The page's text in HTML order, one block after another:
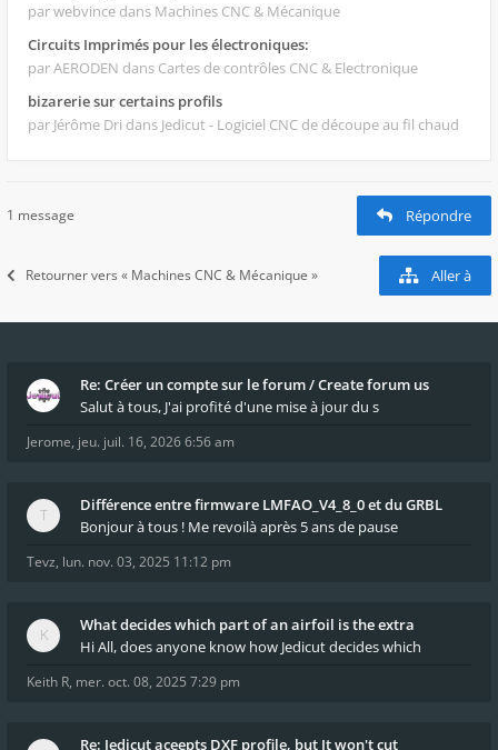
par webvince dans Machines CNC & Mécanique
Circuits Imprimés pour les électroniques:
par AERODEN dans Cartes de contrôles CNC & Electronique
bizarerie sur certains profils
par Jérôme Dri dans Jedicut - Logiciel CNC de découpe au fil chaud
1 message Répondre
Retourner vers « Machines CNC & Mécanique » Aller à
Re: Créer un compte sur le forum / Create forum us
Salut à tous, J'ai profité d'une mise à jour du s
Jerome, jeu. juil. 16, 2026 6:56 am
Différence entre firmware LMFAO_V4_8_0 et du GRBL
Bonjour à tous ! Me revoilà après 5 ans de pause
Tevz, lun. nov. 03, 2025 11:12 pm
What decides which part of an airfoil is the extra
Hi All, does anyone know how Jedicut decides which
Keith R, mer. oct. 08, 2025 7:29 pm
Re: Jedicut aceepts DXF profile, but It won't cut